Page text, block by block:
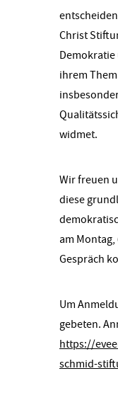
Christ
Demokratie
ihrem
widmet.
Wir freuen
diese
am
Gespräch
Um
gebeten.
https://
schmid-